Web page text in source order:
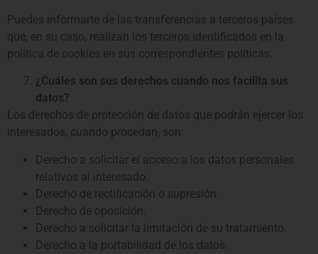
Puedes informarte de las transferencias a terceros países
que, en su caso, realizan los terceros identificados en la
política de cookies en sus correspondientes políticas.
¿Cuáles son sus derechos cuando nos facilita sus
datos?
Los derechos de protección de datos que podrán ejercer los
interesados, cuando procedan, son:
Derecho a solicitar el acceso a los datos personales
relativos al interesado.
Derecho de rectificación o supresión.
Derecho de oposición.
Derecho a solicitar la limitación de su tratamiento.
Derecho a la portabilidad de los datos.